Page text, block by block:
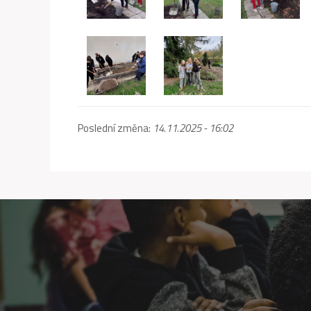
Poslední změna: 14.11.2025 - 16:02